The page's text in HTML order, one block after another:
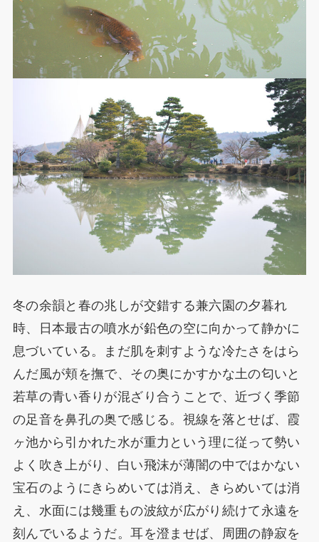
冬の余韻と春の兆しが交錯する兼六園の夕暮れ
時、日本最古の噴水が鉛色の空に向かって静かに
息づいている。まだ肌を刺すような冷たさをはら
んだ風が頬を撫で、その奥にかすかな土の匂いと
若草の青い香りが混ざり合うことで、近づく季節
の足音を鼻孔の奥で感じる。視線を落とせば、霞
ヶ池から引かれた水が重力という理に従って勢い
よく吹き上がり、白い飛沫が薄闇の中ではかない
宝石のようにきらめいては消え、きらめいては消
え、水面には幾重もの波紋が広がり続けて永遠を
刻んでいるようだ。耳を澄ませば、周囲の静寂を